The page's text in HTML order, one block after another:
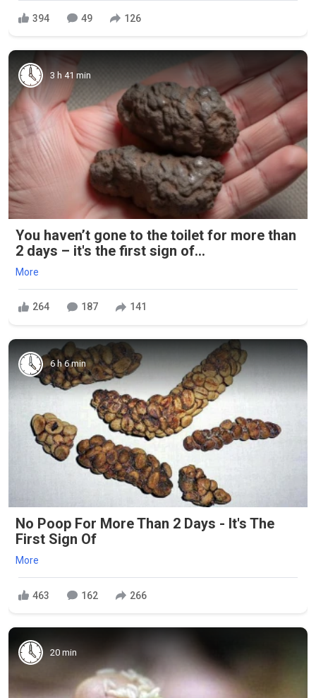
394 49 126
3 h 41 min
You haven’t gone to the toilet for more than
2 days – it's the first sign of...
More
264 187 141
6 h 6 min
No Poop For More Than 2 Days - It's The
First Sign Of
More
463 162 266
20 min